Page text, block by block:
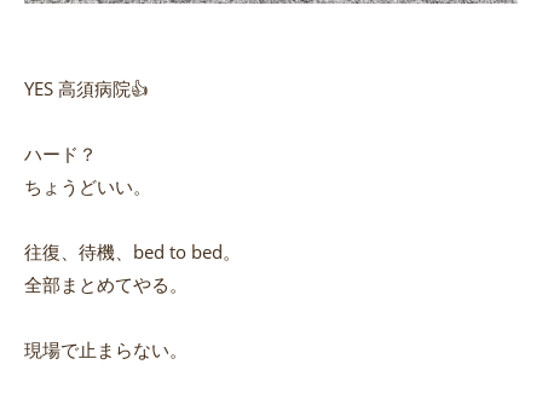
YES 高須病院👍
ハード？
ちょうどいい。
往復、待機、bed to bed。
全部まとめてやる。
現場で止まらない。